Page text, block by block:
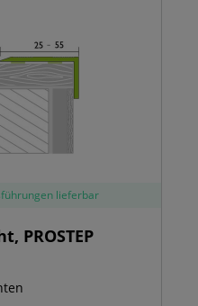
lieferbar
PROSTEP